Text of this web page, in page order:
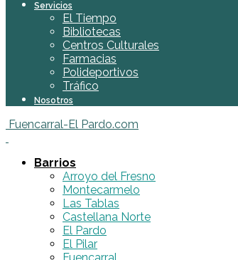
Servicios
El Tiempo
Bibliotecas
Centros Culturales
Farmacias
Polideportivos
Tráfico
Nosotros
Fuencarral-El Pardo.com
Barrios
Arroyo del Fresno
Montecarmelo
Las Tablas
Castellana Norte
El Pardo
El Pilar